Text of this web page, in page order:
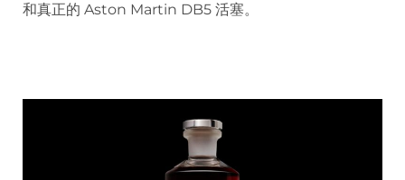
和真正的 Aston Martin DB5 活塞。